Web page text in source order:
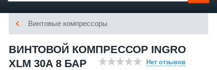
Винтовые компрессоры
ВИНТОВОЙ КОМПРЕССОР INGRO
XLM 30A 8 БАР
Нет отзывов